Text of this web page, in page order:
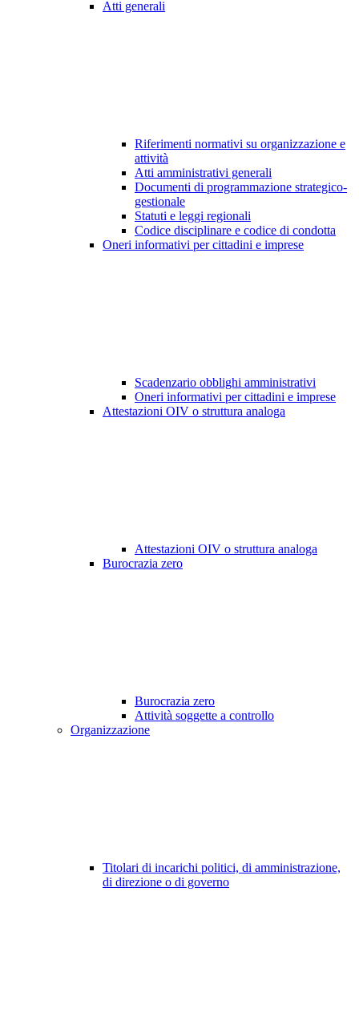
Atti generali
Riferimenti normativi su organizzazione e
attività
Atti amministrativi generali
Documenti di programmazione strategico-
gestionale
Statuti e leggi regionali
Codice disciplinare e codice di condotta
Oneri informativi per cittadini e imprese
Scadenzario obblighi amministrativi
Oneri informativi per cittadini e imprese
Attestazioni OIV o struttura analoga
Attestazioni OIV o struttura analoga
Burocrazia zero
Burocrazia zero
Attività soggette a controllo
Organizzazione
Titolari di incarichi politici, di amministrazione,
di direzione o di governo